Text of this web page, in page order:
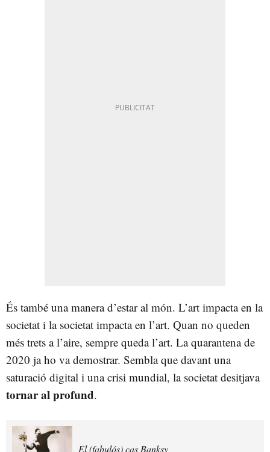
És també una manera d’estar al món. L’art impacta en la
societat i la societat impacta en l’art. Quan no queden
més trets a l’aire, sempre queda l’art. La quarantena de
2020 ja ho va demostrar. Sembla que davant una
saturació digital i una crisi mundial, la societat desitjava
tornar al profund.
El (fabulós) cas Banksy